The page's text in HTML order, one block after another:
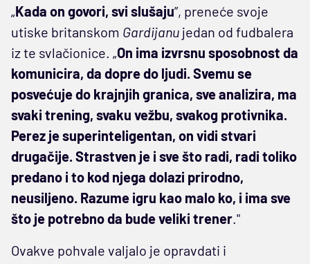
„Kada on govori, svi slušaju”, preneće svoje
utiske britanskom Gardijanu jedan od fudbalera
iz te svlačionice. „On ima izvrsnu sposobnost da
komunicira, da dopre do ljudi. Svemu se
posvećuje do krajnjih granica, sve analizira, ma
svaki trening, svaku vežbu, svakog protivnika.
Perez je superinteligentan, on vidi stvari
drugačije. Strastven je i sve što radi, radi toliko
predano i to kod njega dolazi prirodno,
neusiljeno. Razume igru kao malo ko, i ima sve
što je potrebno da bude veliki trener."
Ovakve pohvale valjalo je opravdati i